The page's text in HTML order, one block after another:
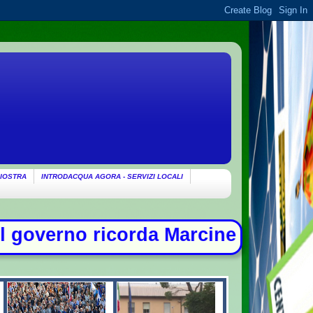
INTRODACQUA AGORA - SERVIZI LOCALI
"Non c'è spazio